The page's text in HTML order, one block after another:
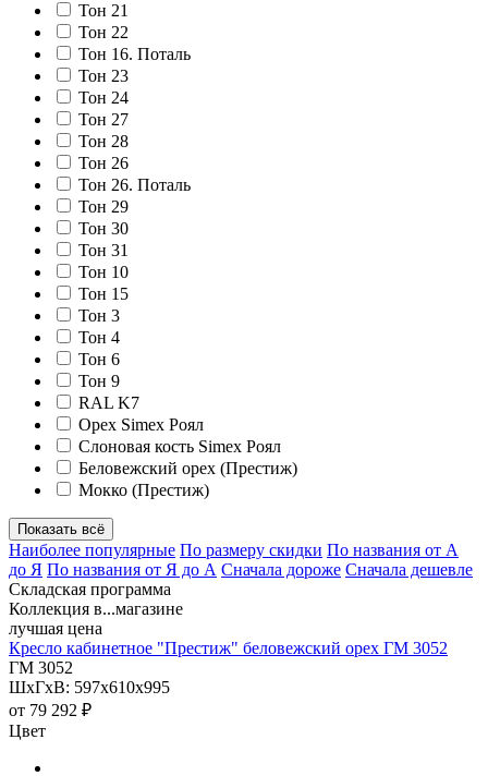
Тон 21
Тон 22
Тон 16. Поталь
Тон 23
Тон 24
Тон 27
Тон 28
Тон 26
Тон 26. Поталь
Тон 29
Тон 30
Тон 31
Тон 10
Тон 15
Тон 3
Тон 4
Тон 6
Тон 9
RAL K7
Орех Simex Роял
Слоновая кость Simex Роял
Беловежский орех (Престиж)
Мокко (Престиж)
Показать всё
Наиболее популярные По размеру скидки По названия от А
до Я По названия от Я до А Сначала дороже Сначала дешевле
Складская программа
Коллекция в...магазине
лучшая цена
Кресло кабинетное "Престиж" беловежский орех ГМ 3052
ГМ 3052
ШхГхВ: 597х610х995
от 79 292 ₽
Цвет